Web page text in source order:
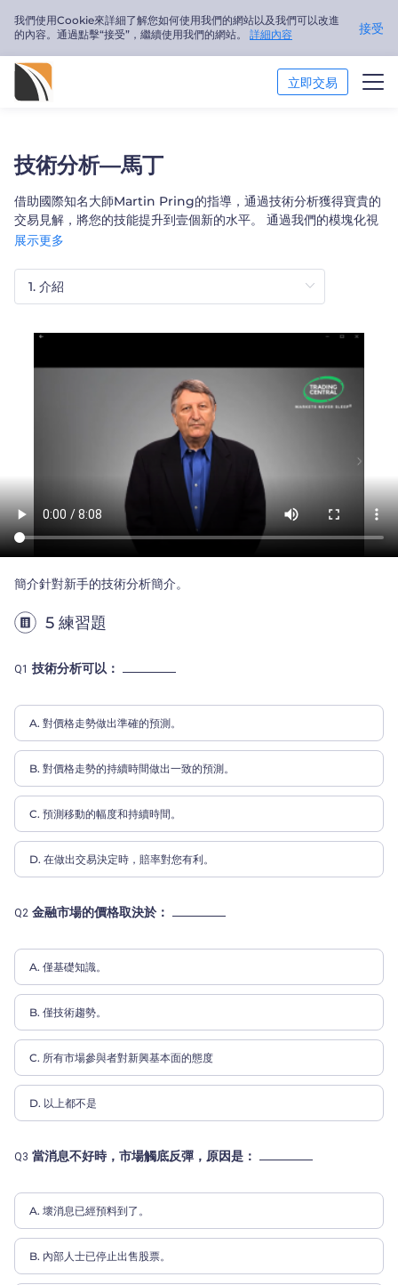
我們使用Cookie來詳細了解您如何使用我們的網站以及我們可以改進
的內容。通過點擊“接受”，繼續使用我們的網站。 詳細內容 接受
立即交易
交易培訓
關於我們
繁體中文
技術分析—馬丁
借助國際知名大師Martin Pring的指導，通過技術分析獲得寶貴的
交易見解，將您的技能提升到壹個新的水平。 通過我們的模塊化視
頻教程按自己的進度學習，並通過在線測驗對自己進行測試
展示更多
簡介針對新手的技術分析簡介。
5 練習題
Q1 技術分析可以：
A. 對價格走勢做出準確的預測。
B. 對價格走勢的持續時間做出一致的預測。
C. 預測移動的幅度和持續時間。
D. 在做出交易決定時，賠率對您有利。
Q2 金融市場的價格取決於：
A. 僅基礎知識。
B. 僅技術趨勢。
C. 所有市場參與者對新興基本面的態度
D. 以上都不是
Q3 當消息不好時，市場觸底反彈，原因是：
A. 壞消息已經預料到了。
B. 內部人士已停止出售股票。